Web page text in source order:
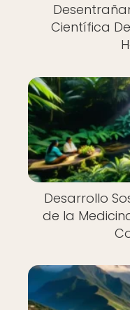
Científica
Desarrollo
de la